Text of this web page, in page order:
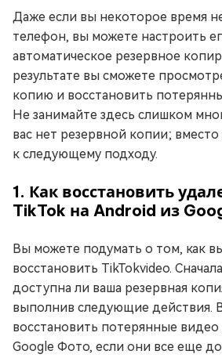
Даже если вы некоторое время
телефон, вы можете настроить
автоматическое резервное
результате вы сможете
копию и восстановить
Не занимайте здесь слишком
вас нет резервной копии;
к следующему подходу.
1. Как восстановить
TikTok на Android из
Вы можете подумать о том, как
восстановить TikTokvideo.
доступна ли ваша резервная
выполнив следующие действия.
восстановить потерянные
Google Фото, если они все еще